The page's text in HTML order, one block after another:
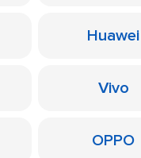
Huawei
Vivo
OPPO